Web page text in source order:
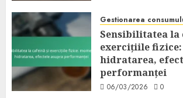
Gestionarea
Sensibilitatea la
exercițiile
hidratarea,
performanței
06/03/2026 0